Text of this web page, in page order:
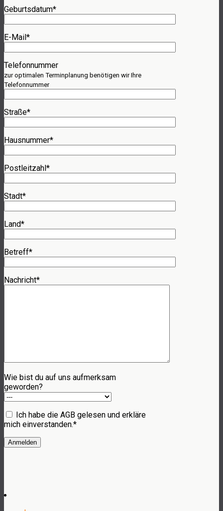
Geburtsdatum*
E-Mail*
Telefonnummer
zur optimalen Terminplanung benötigen wir Ihre
Telefonnummer
Straße*
Hausnummer*
Postleitzahl*
Stadt*
Land*
Betreff*
Nachricht*
Wie bist du auf uns aufmerksam
geworden?
Ich habe die AGB gelesen und erkläre
mich einverstanden.*